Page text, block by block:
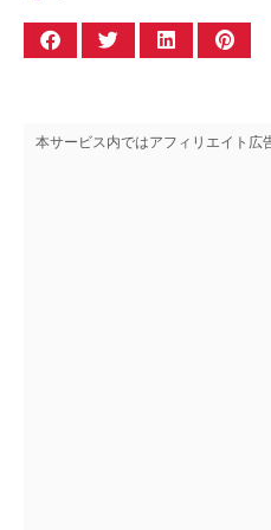
本サービス内ではアフィリエイト広